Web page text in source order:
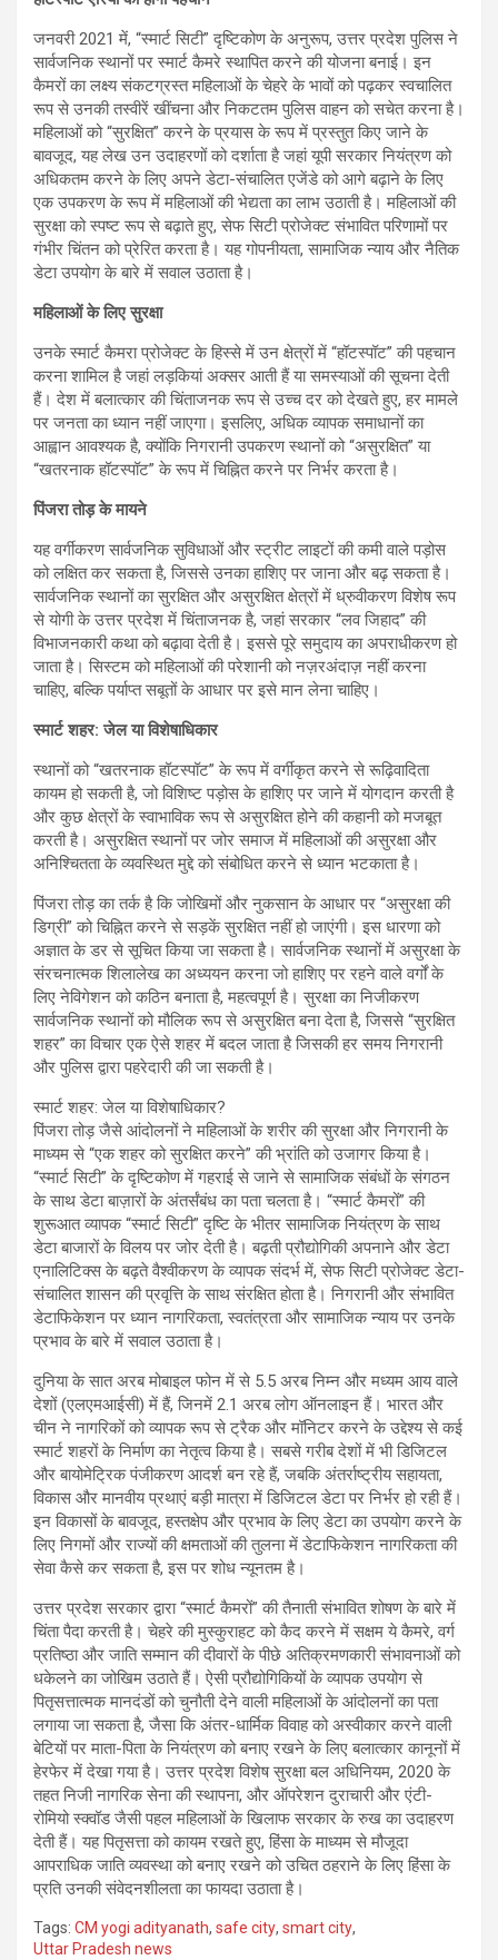
जनवरी 2021 में, “स्मार्ट सिटी” दृष्टिकोण के अनुरूप, उत्तर प्रदेश पुलिस ने
सार्वजनिक स्थानों पर स्मार्ट कैमरे स्थापित करने की योजना बनाई। इन
कैमरों का लक्ष्य संकटग्रस्त महिलाओं के चेहरे के भावों को पढ़कर स्वचालित
रूप से उनकी तस्वीरें खींचना और निकटतम पुलिस वाहन को सचेत करना है।
महिलाओं को “सुरक्षित” करने के प्रयास के रूप में प्रस्तुत किए जाने के
बावजूद, यह लेख उन उदाहरणों को दर्शाता है जहां यूपी सरकार नियंत्रण को
अधिकतम करने के लिए अपने डेटा-संचालित एजेंडे को आगे बढ़ाने के लिए
एक उपकरण के रूप में महिलाओं की भेद्यता का लाभ उठाती है। महिलाओं की
सुरक्षा को स्पष्ट रूप से बढ़ाते हुए, सेफ सिटी प्रोजेक्ट संभावित परिणामों पर
गंभीर चिंतन को प्रेरित करता है। यह गोपनीयता, सामाजिक न्याय और नैतिक
डेटा उपयोग के बारे में सवाल उठाता है।
महिलाओं के लिए सुरक्षा
उनके स्मार्ट कैमरा प्रोजेक्ट के हिस्से में उन क्षेत्रों में “हॉटस्पॉट” की पहचान
करना शामिल है जहां लड़कियां अक्सर आती हैं या समस्याओं की सूचना देती
हैं। देश में बलात्कार की चिंताजनक रूप से उच्च दर को देखते हुए, हर मामले
पर जनता का ध्यान नहीं जाएगा। इसलिए, अधिक व्यापक समाधानों का
आह्वान आवश्यक है, क्योंकि निगरानी उपकरण स्थानों को “असुरक्षित” या
“खतरनाक हॉटस्पॉट” के रूप में चिह्नित करने पर निर्भर करता है।
पिंजरा तोड़ के मायने
यह वर्गीकरण सार्वजनिक सुविधाओं और स्ट्रीट लाइटों की कमी वाले पड़ोस
को लक्षित कर सकता है, जिससे उनका हाशिए पर जाना और बढ़ सकता है।
सार्वजनिक स्थानों का सुरक्षित और असुरक्षित क्षेत्रों में ध्रुवीकरण विशेष रूप
से योगी के उत्तर प्रदेश में चिंताजनक है, जहां सरकार “लव जिहाद” की
विभाजनकारी कथा को बढ़ावा देती है। इससे पूरे समुदाय का अपराधीकरण हो
जाता है। सिस्टम को महिलाओं की परेशानी को नज़रअंदाज़ नहीं करना
चाहिए, बल्कि पर्याप्त सबूतों के आधार पर इसे मान लेना चाहिए।
स्मार्ट शहर: जेल या विशेषाधिकार
स्थानों को “खतरनाक हॉटस्पॉट” के रूप में वर्गीकृत करने से रूढ़िवादिता
कायम हो सकती है, जो विशिष्ट पड़ोस के हाशिए पर जाने में योगदान करती है
और कुछ क्षेत्रों के स्वाभाविक रूप से असुरक्षित होने की कहानी को मजबूत
करती है। असुरक्षित स्थानों पर जोर समाज में महिलाओं की असुरक्षा और
अनिश्चितता के व्यवस्थित मुद्दे को संबोधित करने से ध्यान भटकाता है।
पिंजरा तोड़ का तर्क है कि जोखिमों और नुकसान के आधार पर “असुरक्षा की
डिग्री” को चिह्नित करने से सड़कें सुरक्षित नहीं हो जाएंगी। इस धारणा को
अज्ञात के डर से सूचित किया जा सकता है। सार्वजनिक स्थानों में असुरक्षा के
संरचनात्मक शिलालेख का अध्ययन करना जो हाशिए पर रहने वाले वर्गों के
लिए नेविगेशन को कठिन बनाता है, महत्वपूर्ण है। सुरक्षा का निजीकरण
सार्वजनिक स्थानों को मौलिक रूप से असुरक्षित बना देता है, जिससे “सुरक्षित
शहर” का विचार एक ऐसे शहर में बदल जाता है जिसकी हर समय निगरानी
और पुलिस द्वारा पहरेदारी की जा सकती है।
स्मार्ट शहर: जेल या विशेषाधिकार?
पिंजरा तोड़ जैसे आंदोलनों ने महिलाओं के शरीर की सुरक्षा और निगरानी के
माध्यम से “एक शहर को सुरक्षित करने” की भ्रांति को उजागर किया है।
“स्मार्ट सिटी” के दृष्टिकोण में गहराई से जाने से सामाजिक संबंधों के संगठन
के साथ डेटा बाज़ारों के अंतर्संबंध का पता चलता है। “स्मार्ट कैमरों” की
शुरूआत व्यापक “स्मार्ट सिटी” दृष्टि के भीतर सामाजिक नियंत्रण के साथ
डेटा बाजारों के विलय पर जोर देती है। बढ़ती प्रौद्योगिकी अपनाने और डेटा
एनालिटिक्स के बढ़ते वैश्वीकरण के व्यापक संदर्भ में, सेफ सिटी प्रोजेक्ट डेटा-
संचालित शासन की प्रवृत्ति के साथ संरक्षित होता है। निगरानी और संभावित
डेटाफिकेशन पर ध्यान नागरिकता, स्वतंत्रता और सामाजिक न्याय पर उनके
प्रभाव के बारे में सवाल उठाता है।
दुनिया के सात अरब मोबाइल फोन में से 5.5 अरब निम्न और मध्यम आय वाले
देशों (एलएमआईसी) में हैं, जिनमें 2.1 अरब लोग ऑनलाइन हैं। भारत और
चीन ने नागरिकों को व्यापक रूप से ट्रैक और मॉनिटर करने के उद्देश्य से कई
स्मार्ट शहरों के निर्माण का नेतृत्व किया है। सबसे गरीब देशों में भी डिजिटल
और बायोमेट्रिक पंजीकरण आदर्श बन रहे हैं, जबकि अंतर्राष्ट्रीय सहायता,
विकास और मानवीय प्रथाएं बड़ी मात्रा में डिजिटल डेटा पर निर्भर हो रही हैं।
इन विकासों के बावजूद, हस्तक्षेप और प्रभाव के लिए डेटा का उपयोग करने के
लिए निगमों और राज्यों की क्षमताओं की तुलना में डेटाफिकेशन नागरिकता की
सेवा कैसे कर सकता है, इस पर शोध न्यूनतम है।
उत्तर प्रदेश सरकार द्वारा “स्मार्ट कैमरों” की तैनाती संभावित शोषण के बारे में
चिंता पैदा करती है। चेहरे की मुस्कुराहट को कैद करने में सक्षम ये कैमरे, वर्ग
प्रतिष्ठा और जाति सम्मान की दीवारों के पीछे अतिक्रमणकारी संभावनाओं को
धकेलने का जोखिम उठाते हैं। ऐसी प्रौद्योगिकियों के व्यापक उपयोग से
पितृसत्तात्मक मानदंडों को चुनौती देने वाली महिलाओं के आंदोलनों का पता
लगाया जा सकता है, जैसा कि अंतर-धार्मिक विवाह को अस्वीकार करने वाली
बेटियों पर माता-पिता के नियंत्रण को बनाए रखने के लिए बलात्कार कानूनों में
हेरफेर में देखा गया है। उत्तर प्रदेश विशेष सुरक्षा बल अधिनियम, 2020 के
तहत निजी नागरिक सेना की स्थापना, और ऑपरेशन दुराचारी और एंटी-
रोमियो स्क्वॉड जैसी पहल महिलाओं के खिलाफ सरकार के रुख का उदाहरण
देती हैं। यह पितृसत्ता को कायम रखते हुए, हिंसा के माध्यम से मौजूदा
आपराधिक जाति व्यवस्था को बनाए रखने को उचित ठहराने के लिए हिंसा के
प्रति उनकी संवेदनशीलता का फायदा उठाता है।
Tags: CM yogi adityanath, safe city, smart city,
Uttar Pradesh news